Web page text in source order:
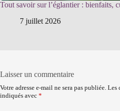
Tout savoir sur l’églantier : bienfaits,
7 juillet 2026
Laisser un commentaire
Votre adresse e-mail ne sera pas publiée. Les
indiqués avec *